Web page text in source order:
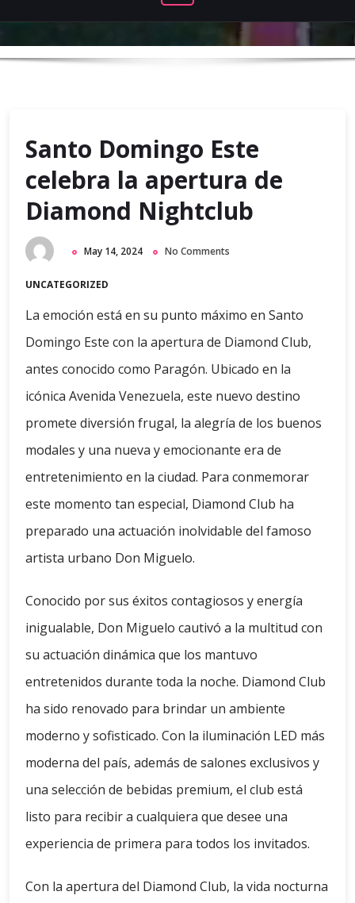
Santo Domingo Este
celebra la apertura de
Diamond Nightclub
May 14, 2024 No Comments
UNCATEGORIZED
La emoción está en su punto máximo en Santo
Domingo Este con la apertura de Diamond Club,
antes conocido como Paragón. Ubicado en la
icónica Avenida Venezuela, este nuevo destino
promete diversión frugal, la alegría de los buenos
modales y una nueva y emocionante era de
entretenimiento en la ciudad. Para conmemorar
este momento tan especial, Diamond Club ha
preparado una actuación inolvidable del famoso
artista urbano Don Miguelo.
Conocido por sus éxitos contagiosos y energía
inigualable, Don Miguelo cautivó a la multitud con
su actuación dinámica que los mantuvo
entretenidos durante toda la noche. Diamond Club
ha sido renovado para brindar un ambiente
moderno y sofisticado. Con la iluminación LED más
moderna del país, además de salones exclusivos y
una selección de bebidas premium, el club está
listo para recibir a cualquiera que desee una
experiencia de primera para todos los invitados.
Con la apertura del Diamond Club, la vida nocturna